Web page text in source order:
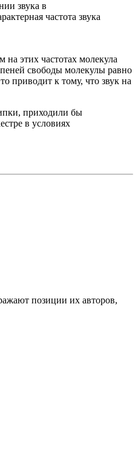
звука в
частота звука
этих частотах молекула
свободы молекулы равно
приводит к тому, что звук на
приходили бы
в условиях
позиции их авторов,